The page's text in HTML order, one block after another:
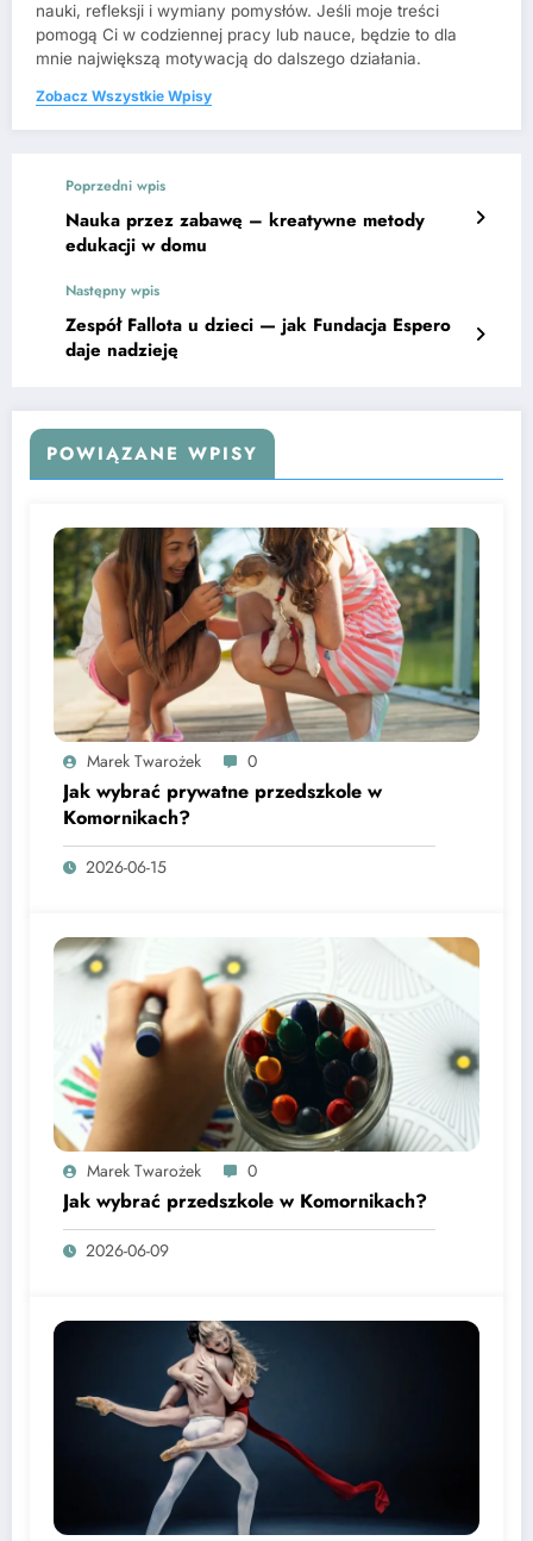
nauki, refleksji i wymiany pomysłów. Jeśli moje treści
pomogą Ci w codziennej pracy lub nauce, będzie to dla
mnie największą motywacją do dalszego działania.
Zobacz Wszystkie Wpisy
Poprzedni wpis
Nauka przez zabawę – kreatywne metody
edukacji w domu
Następny wpis
Zespół Fallota u dzieci — jak Fundacja Espero
daje nadzieję
POWIĄZANE WPISY
Marek Twarożek 0
Jak wybrać prywatne przedszkole w
Komornikach?
2026-06-15
Marek Twarożek 0
Jak wybrać przedszkole w Komornikach?
2026-06-09